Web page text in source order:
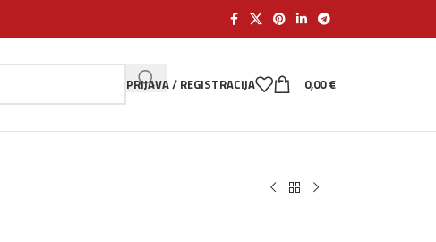
PRIJAVA / REGISTRACIJA 0,00€